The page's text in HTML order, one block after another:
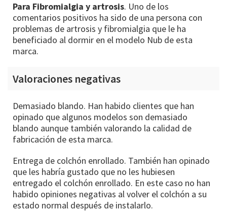
Para Fibromialgia y artrosis. Uno de los
comentarios positivos ha sido de una persona con
problemas de artrosis y fibromialgia que le ha
beneficiado al dormir en el modelo Nub de esta
marca.
Valoraciones negativas
Demasiado blando. Han habido clientes que han
opinado que algunos modelos son demasiado
blando aunque también valorando la calidad de
fabricación de esta marca.
Entrega de colchón enrollado. También han opinado
que les habría gustado que no les hubiesen
entregado el colchón enrollado. En este caso no han
habido opiniones negativas al volver el colchón a su
estado normal después de instalarlo.